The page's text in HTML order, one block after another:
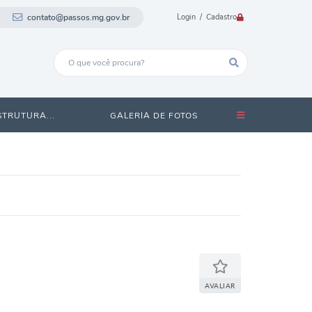
Login / Cadastro
contato@passos.mg.gov.br
GALERIA DE FOTOS
AVALIAR